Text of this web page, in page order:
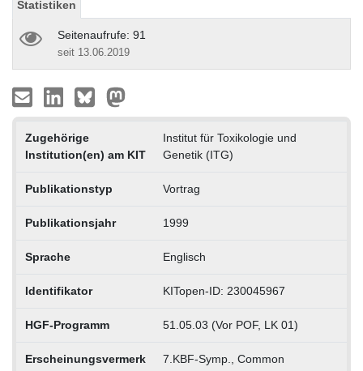
Statistiken
Seitenaufrufe: 91
seit 13.06.2019
Zugehörige
Institution(en) am KIT
Institut für Toxikologie und
Genetik (ITG)
Publikationstyp Vortrag
Publikationsjahr 1999
Sprache Englisch
Identifikator KITopen-ID: 230045967
HGF-Programm 51.05.03 (Vor POF, LK 01)
Erscheinungsvermerk
7.KBF-Symp., Common